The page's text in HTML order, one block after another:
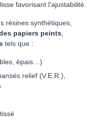
favorisant l'ajustabilité.
résines synthétiques,
papiers peints,
tels que :
épais…)
relief (V.E.R.),